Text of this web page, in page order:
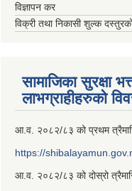
विज्ञापन कर
विक्री तथा निकासी शुल्क
सामाजिका सुरक्षा
लाभग्राहीहरुको
आ.व. २०८२/८३ को प्रथम
https://
आ.व. २०८२/८३ को दोस्रो